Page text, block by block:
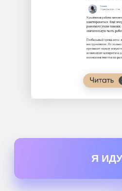
контент, за который платят
фриланс-биржах без